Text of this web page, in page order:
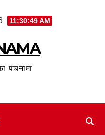
11:30:50 AM
पंचनामा